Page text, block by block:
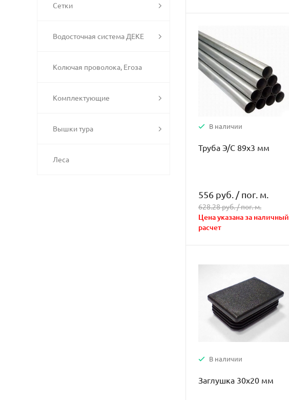
Сетки
Водосточная система ДЕКЕ
Колючая проволока, Егоза
Комплектующие
Вышки тура
Леса
В наличии
Труба Э/С 89х3 мм
556 руб. / пог. м.
628.28 руб. /пог. м.
Цена указана за наличный
расчет
В наличии
Заглушка 30х20 мм